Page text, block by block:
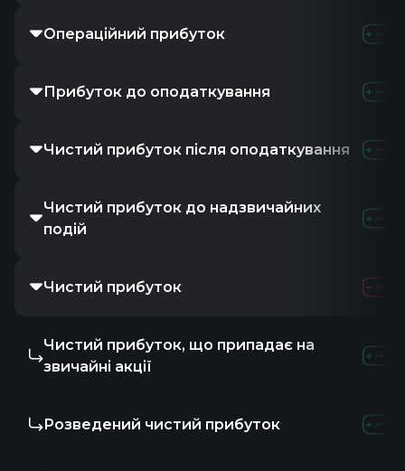
Операційний прибуток
Прибуток до оподаткування
Чистий прибуток після оподаткування
Чистий прибуток до надзвичайних
подій
Чистий прибуток
Чистий прибуток, що припадає на
звичайні акції
Розведений чистий прибуток